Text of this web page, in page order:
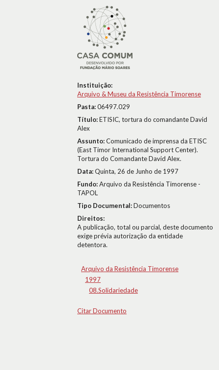
Instituição:
Arquivo & Museu da Resistência Timorense
Pasta:06497.029
Título:ETISIC, tortura do comandante David
Alex
Assunto:Comunicado de imprensa da ETISC
(East Timor International Support Center).
Tortura do Comandante David Alex.
Data:Quinta, 26 de Junho de 1997
Fundo:Arquivo da Resistência Timorense -
TAPOL
Tipo Documental:Documentos
Direitos:
A publicação, total ou parcial, deste documento
exige prévia autorização da entidade
detentora.
Arquivo da Resistência Timorense
1997
08.Solidariedade
Citar Documento